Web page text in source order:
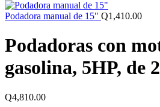
Podadora manual de 15" Q1,410.00
Podadoras con
gasolina, 5HP, de
Q4,810.00